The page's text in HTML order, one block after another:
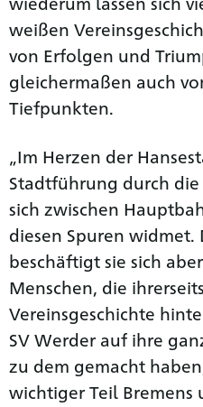
weißen
von Erfolgen und
gleichermaßen auch
Tiefpunkten.
„Im Herzen der
Stadtführung durch
sich zwischen
diesen Spuren widmet.
beschäftigt sie sich
Menschen, die
Vereinsgeschichte
SV Werder auf ihre
zu dem gemacht
wichtiger Teil Bremens